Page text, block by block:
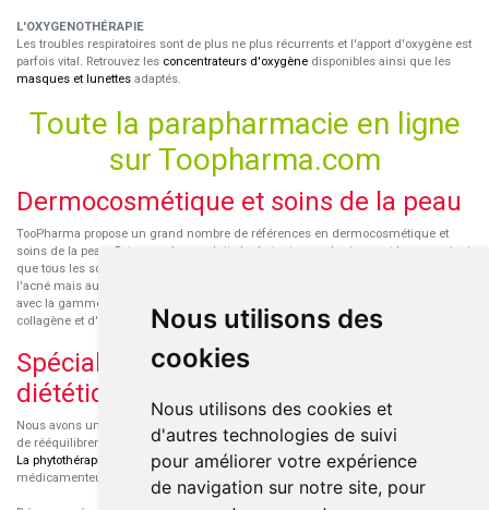
Nous utilisons des
cookies
Nous utilisons des cookies et
d'autres technologies de suivi
pour améliorer votre expérience
de navigation sur notre site, pour
L'OXYGENOTHÉRAPIE
Les troubles respiratoires sont de plus ne plus récurrents et l'apport d'oxygène est
parfois vital. Retrouvez les concentrateurs d'oxygène disponibles ainsi que les
masques et lunettes adaptés.
Toute la parapharmacie en ligne
sur Toopharma.com
Dermocosmétique et soins de la peau
TooPharma propose un grand nombre de références en dermocosmétique et
soins de la peau. Retrouvez les produits hydratants pour le visage et le corps ainsi
que tous les soins pour peaux sensibles ou à tendance atopique, les soins pour
l'acné mais aussi des démaquillants. Découvrez nos nouvelles références SVR
avec la gamme anti-âge pour les peaux encore jeunes
collagène et d'acide hyaluronique.
Spécialisation en micronutrition et
diététique
Nous avons un engouement particulier pour la micronutrition qui permet souvent
de rééquilibrer des carences ou d'améliorer des troubles métaboliques mineurs.
La phytothérapie
l'aromathérapiesont souvent complémentaires de traitements
médicamenteux lorsqu'ils sont bien conseillés.